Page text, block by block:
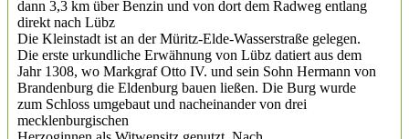
dann 3,3 km über Benzin und von dort dem Radweg entlang
direkt nach Lübz
Die Kleinstadt ist an der Müritz-Elde-Wasserstraße gelegen.
Die erste urkundliche Erwähnung von Lübz datiert aus dem
Jahr 1308, wo Markgraf Otto IV. und sein Sohn Hermann von
Brandenburg die Eldenburg bauen ließen. Die Burg wurde
zum Schloss umgebaut und nacheinander von drei
mecklenburgischen